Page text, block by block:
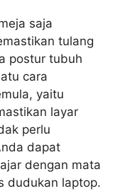
saja
tulang
postur tubuh
cara
yaitu
layar
perlu
dapat
dengan mata
dudukan laptop.